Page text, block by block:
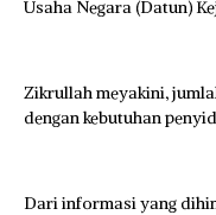
Usaha Negara (Datun)
Zikrullah meyakini,
dengan kebutuhan
Dari informasi yang